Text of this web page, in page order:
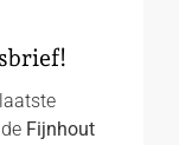
Fijnhout